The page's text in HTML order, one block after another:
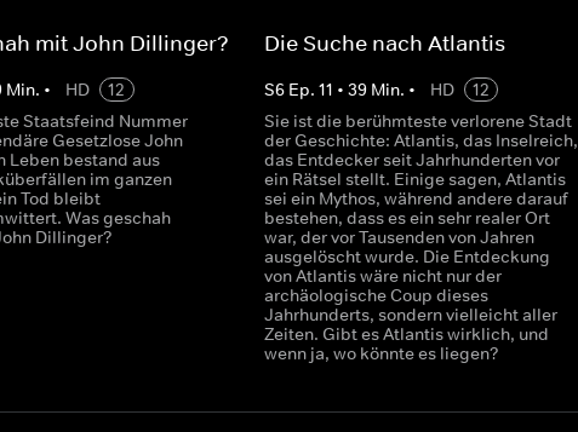
mit John Dillinger?
Min. • HD
12
Staatsfeind Nummer
Gesetzlose John
Leben bestand aus
im ganzen
Tod bleibt
Was geschah
Dillinger?
Die Suche nach Atlantis
S6 Ep. 11 • 39Min. • HD
12
Sie ist die berühmteste verlorene Stadt
der Geschichte: Atlantis, das Inselreich,
das Entdecker seit Jahrhunderten vor
ein Rätsel stellt. Einige sagen, Atlantis
sei ein Mythos, während andere darauf
bestehen, dass es ein sehr realer Ort
war, der vor Tausenden von Jahren
ausgelöscht wurde. Die Entdeckung
von Atlantis wäre nicht nur der
archäologische Coup dieses
Jahrhunderts, sondern vielleicht aller
Zeiten. Gibt es Atlantis wirklich, und
wenn ja, wo könnte es liegen?